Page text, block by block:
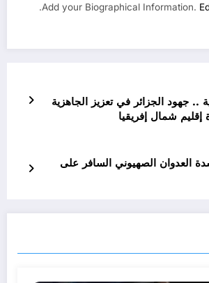
Add your Biographical Information.
.. جهود الجزائر في تعزيز الجاهزية
إقليم شمال إفريقيا
العدوان الصهيوني السافر على